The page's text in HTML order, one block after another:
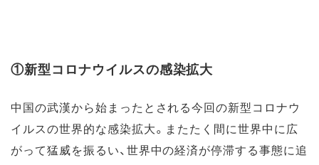
①新型コロナウイルスの感染拡大
中国の武漢から始まったとされる今回の新型コロナウ
イルスの世界的な感染拡大。またたく間に世界中に広
がって猛威を振るい、世界中の経済が停滞する事態に追